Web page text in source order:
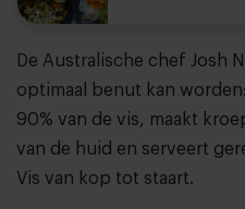
De Australische chef Josh
optimaal benut kan
90% van de vis, maakt
van de huid en serveert
Vis van kop tot staart.